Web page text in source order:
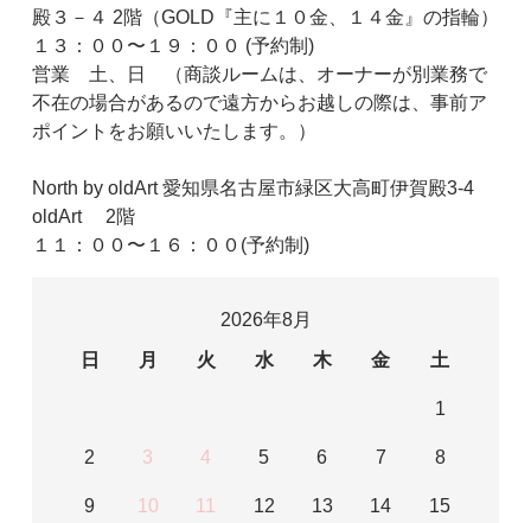
殿３－４ 2階（GOLD『主に１０金、１４金』の指輪）
１３：００〜１９：００ (予約制)
営業 土、日 （商談ルームは、オーナーが別業務で
不在の場合があるので遠方からお越しの際は、事前ア
ポイントをお願いいたします。）
North by oldArt 愛知県名古屋市緑区大高町伊賀殿3-4
oldArt 2階
１１：００〜１６：００(予約制)
2026年8月
日
月 火 水 木 金 土
1
2 3 4 5 6 7 8
9 10 11 12 13 14 15